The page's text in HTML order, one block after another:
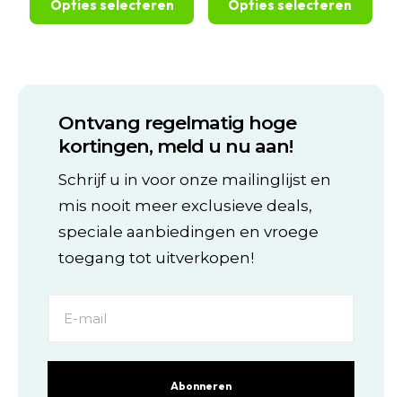
€249,99
Opties selecteren
Deze
optie
gekozen
productpagina
€159,00
Opties selecteren
Deze
optie
kan
gekozen
op
de
productpagina
Ontvang regelmatig hoge
kortingen, meld u nu aan!
Schrijf u in voor onze mailinglijst en
mis nooit meer exclusieve deals,
speciale aanbiedingen en vroege
toegang tot uitverkopen!
Abonneren